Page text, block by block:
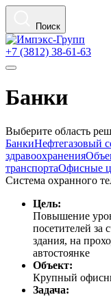
Поиск
+7 (3812) 38-61-63
Банки
Выберите область
БанкиНефтегазовый
здравоохранения
транспортаОфисные
Система охранного
Цель:
Повышение
посетителей за
здания, на
автостоянке
Объект:
Крупный
Задача: